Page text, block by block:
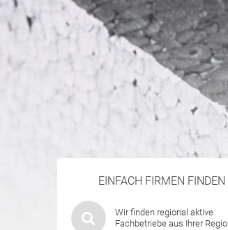
EINFACH FIRMEN FINDEN
Wir finden regional aktive
Fachbetriebe aus Ihrer